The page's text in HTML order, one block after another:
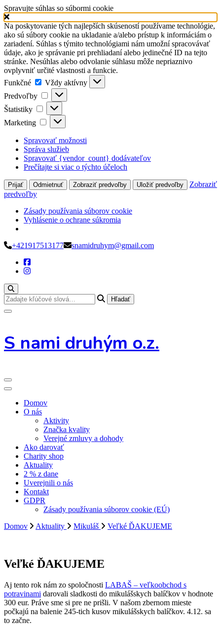
Spravujte súhlas so súbormi cookie
Na poskytovanie tých najlepších skúseností používame technológie,
ako sú súbory cookie na ukladanie a/alebo prístup k informáciám o
zariadení. Súhlas s týmito technológiami nám umožní spracovávať
údaje, ako je správanie pri prehliadaní alebo jedinečné ID na tejto
stránke. Nesúhlas alebo odvolanie súhlasu môže nepriaznivo
ovplyvniť určité vlastnosti a funkcie.
Funkčné
Funkčné
Vždy aktívny
Predvoľby
Predvoľby
Štatistiky Štatistiky
Marketing Marketing
Spravovať možnosti
Správa služieb
Spravovať {vendor_count} dodávateľov
Prečítajte si viac o týchto účeloch
Prijať Odmietnuť Zobraziť predvoľby Uložiť predvoľby
Zobraziť
predvoľby
Zásady používania súborov cookie
Vyhlásenie o ochrane súkromia
Preskoč
obsah
+421917513177 snamidruhym@gmail.com
Hľadáte
niečo?
S nami druhým o.z.
Domov
O nás
Aktivity
Značka kvality
Verejné zmluvy a dohody
Ako darovať
Charity shop
Aktuality
2 % z dane
Uverejnili o nás
Kontakt
GDPR
Zásady používania súborov cookie (EÚ)
Domov
Aktuality Mikuláš Veľké ĎAKUJEME
Veľké ĎAKUJEME
Aj tento rok nám zo spoločnosti LABAŠ – veľkoobchod s
potravinami darovali sladkosti do mikulášskych balíčkov v hodnote
300 eur. Práve sme si pre ne prišli. V našom zbernom mieste
počkajú na balenie 245-tich kusov mikulášskych balíčkov. 4.12. sa
to začne.